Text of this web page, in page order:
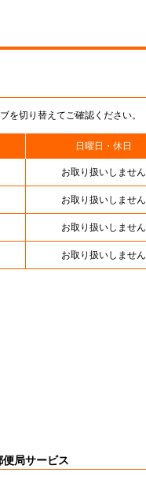
切り替えてご確認ください。
日曜日・休日
お取り扱いしません
お取り扱いしません
お取り扱いしません
お取り扱いしません
便局サービス